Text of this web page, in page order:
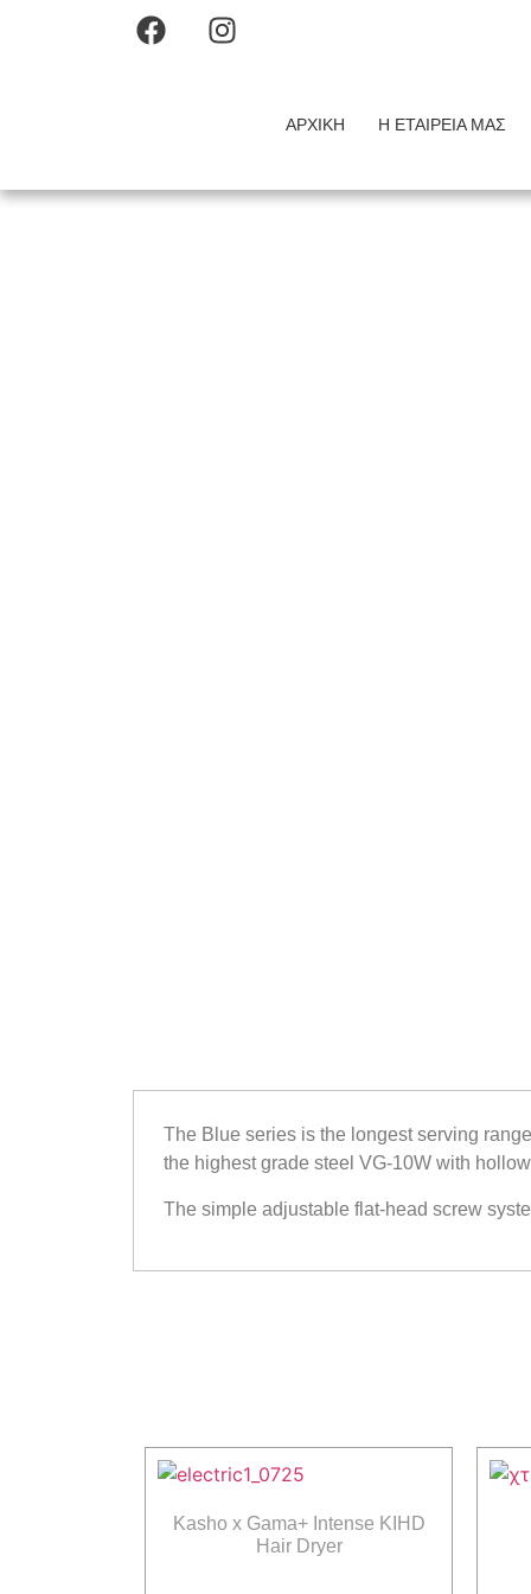
ΑΡΧΙΚΉ Η ΕΤΑΙΡΕΊΑ ΜΑΣ
The Blue series is the longest serving
the highest grade steel VG-10W with
The simple adjustable flat-head screw
Kasho x Gama+ Intense KIHD
Hair Dryer